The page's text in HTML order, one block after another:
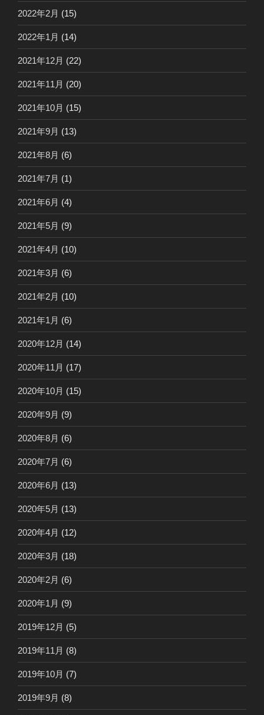
2022年2月 (15)
2022年1月 (14)
2021年12月 (22)
2021年11月 (20)
2021年10月 (15)
2021年9月 (13)
2021年8月 (6)
2021年7月 (1)
2021年6月 (4)
2021年5月 (9)
2021年4月 (10)
2021年3月 (6)
2021年2月 (10)
2021年1月 (6)
2020年12月 (14)
2020年11月 (17)
2020年10月 (15)
2020年9月 (9)
2020年8月 (6)
2020年7月 (6)
2020年6月 (13)
2020年5月 (13)
2020年4月 (12)
2020年3月 (18)
2020年2月 (6)
2020年1月 (9)
2019年12月 (5)
2019年11月 (8)
2019年10月 (7)
2019年9月 (8)